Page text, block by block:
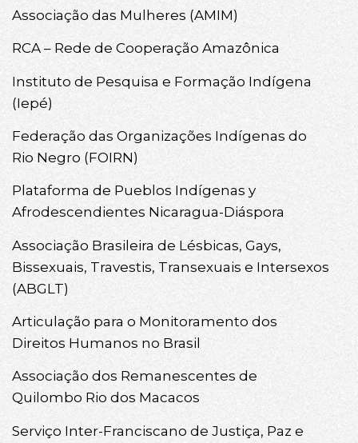
Associação das Mulheres (AMIM)
RCA – Rede de Cooperação Amazônica
Instituto de Pesquisa e Formação Indígena
(Iepé)
Federação das Organizações Indígenas do
Rio Negro (FOIRN)
Plataforma de Pueblos Indígenas y
Afrodescendientes Nicaragua-Diáspora
Associação Brasileira de Lésbicas, Gays,
Bissexuais, Travestis, Transexuais e Intersexos
(ABGLT)
Articulação para o Monitoramento dos
Direitos Humanos no Brasil
Associação dos Remanescentes de
Quilombo Rio dos Macacos
Serviço Inter-Franciscano de Justiça, Paz e